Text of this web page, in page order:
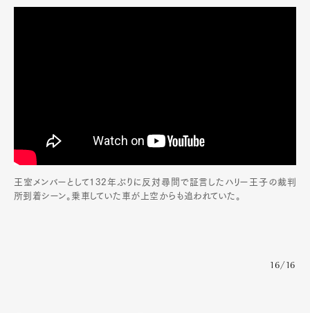
王室メンバーとして132年ぶりに反対尋問で証言したハリー王子の裁判
所到着シーン。乗車していた車が上空からも追われていた。
16/16